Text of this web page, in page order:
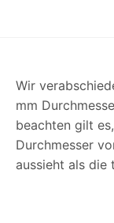
Wir
mm
beachten gilt
Durchmesser
aussieht als die